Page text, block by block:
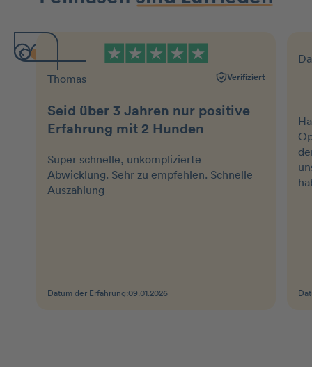
Thomas Verifiziert
Seid über 3 Jahren nur positive
Erfahrung mit 2 Hunden
Super schnelle, unkomplizierte
Abwicklung. Sehr zu empfehlen. Schnelle
Auszahlung
Datum der Erfahrung:09.01.2026